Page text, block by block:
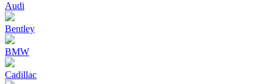
Audi
Bentley
BMW
Cadillac